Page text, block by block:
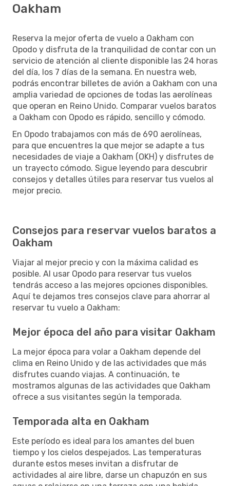
Oakham
Reserva la mejor oferta de vuelo a Oakham con
Opodo y disfruta de la tranquilidad de contar con un
servicio de atención al cliente disponible las 24 horas
del día, los 7 días de la semana. En nuestra web,
podrás encontrar billetes de avión a Oakham con una
amplia variedad de opciones de todas las aerolíneas
que operan en Reino Unido. Comparar vuelos baratos
a Oakham con Opodo es rápido, sencillo y cómodo.
En Opodo trabajamos con más de 690 aerolíneas,
para que encuentres la que mejor se adapte a tus
necesidades de viaje a Oakham (OKH) y disfrutes de
un trayecto cómodo. Sigue leyendo para descubrir
consejos y detalles útiles para reservar tus vuelos al
mejor precio.
Consejos para reservar vuelos baratos a
Oakham
Viajar al mejor precio y con la máxima calidad es
posible. Al usar Opodo para reservar tus vuelos
tendrás acceso a las mejores opciones disponibles.
Aquí te dejamos tres consejos clave para ahorrar al
reservar tu vuelo a Oakham:
Mejor época del año para visitar Oakham
La mejor época para volar a Oakham depende del
clima en Reino Unido y de las actividades que más
disfrutes cuando viajas. A continuación, te
mostramos algunas de las actividades que Oakham
ofrece a sus visitantes según la temporada.
Temporada alta en Oakham
Este período es ideal para los amantes del buen
tiempo y los cielos despejados. Las temperaturas
durante estos meses invitan a disfrutar de
actividades al aire libre, darse un chapuzón en sus